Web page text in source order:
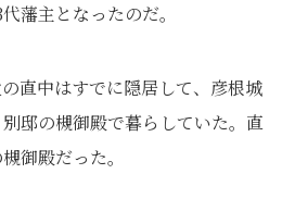
藩主となったのだ。
直中はすでに隠居して、彦根城
邸の槻御殿で暮らしていた。直
御殿だった。